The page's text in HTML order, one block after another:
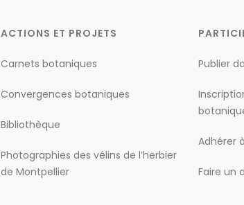
ACTIONS ET PROJETS
Carnets botaniques
Convergences botaniques
Bibliothèque
Photographies des vélins de l’herbier
de Montpellier
Publier
Adhérer
Faire un